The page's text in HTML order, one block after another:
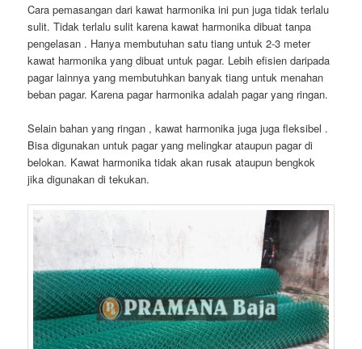
Cara pemasangan dari kawat harmonika ini pun juga tidak terlalu
sulit. Tidak terlalu sulit karena kawat harmonika dibuat tanpa
pengelasan . Hanya membutuhan satu tiang untuk 2-3 meter
kawat harmonika yang dibuat untuk pagar. Lebih efisien daripada
pagar lainnya yang membutuhkan banyak tiang untuk menahan
beban pagar. Karena pagar harmonika adalah pagar yang ringan.
Selain bahan yang ringan , kawat harmonika juga juga fleksibel .
Bisa digunakan untuk pagar yang melingkar ataupun pagar di
belokan. Kawat harmonika tidak akan rusak ataupun bengkok
jika digunakan di tekukan.